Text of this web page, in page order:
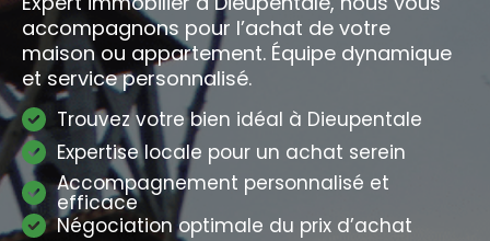
accompagnons pour l’achat de votre
maison ou appartement. Équipe dynamique
et service personnalisé.
Trouvez votre bien idéal à Dieupentale
Expertise locale pour un achat serein
Accompagnement personnalisé et
efficace
Négociation optimale du prix d’achat